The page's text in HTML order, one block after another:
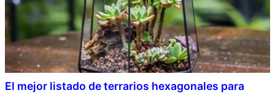
El mejor listado de terrarios hexagonales para